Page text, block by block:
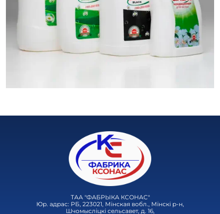
ТАА "ФАБРЫКА КСОНАС"
Юр. адрас: РБ, 223021, Мінская вобл., Мінскі р-н,
Шчомысліцкі сельсавет, д. 16,